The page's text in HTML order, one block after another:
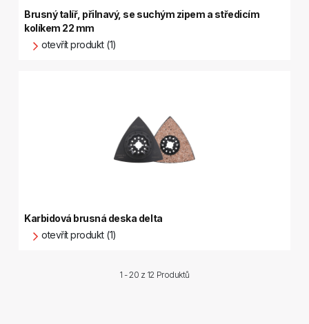
Brusný talíř, přilnavý, se suchým zipem a středicím
kolíkem 22 mm
otevřít produkt (1)
Karbidová brusná deska delta
otevřít produkt (1)
1 - 20 z 12 Produktů